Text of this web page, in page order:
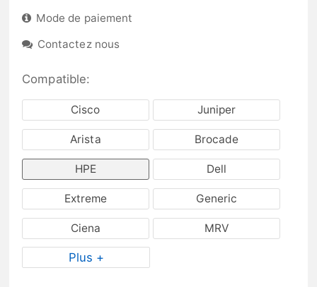
Mode de paiement
Contactez nous
Compatible:
Cisco Juniper
Arista Brocade
HPE Dell
Extreme Generic
Ciena MRV
Plus +